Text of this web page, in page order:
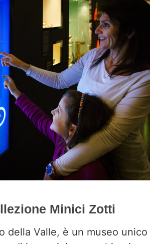
Minici Zotti
della Valle, è un museo